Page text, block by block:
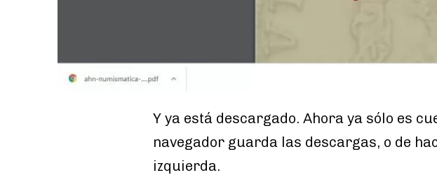
Y ya está descargado. Ahora ya sólo es
navegador guarda las descargas, o de
izquierda.